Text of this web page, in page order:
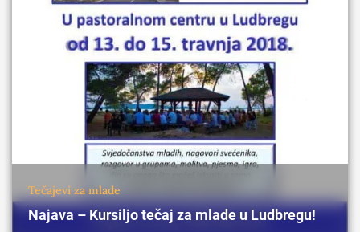
Tečajevi za mlade
Najava – Kursiljo tečaj za mlade u Ludbregu!